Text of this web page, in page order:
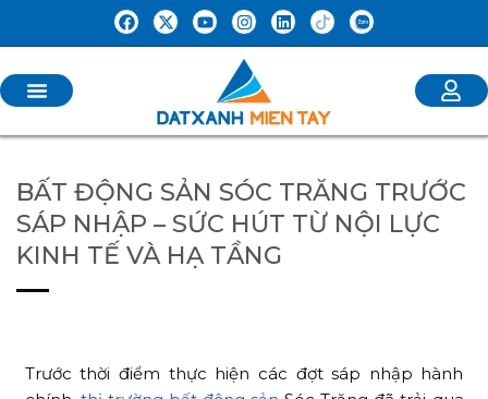
BẤT ĐỘNG SẢN SÓC TRĂNG TRƯỚC
SÁP NHẬP – SỨC HÚT TỪ NỘI LỰC
KINH TẾ VÀ HẠ TẦNG
Trước thời điểm thực hiện các đợt sáp nhập hành